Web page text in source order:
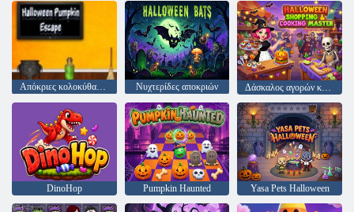
Απόκριες κολοκύθας απόδραση Νυχτερίδες αποκριών Δάσκαλος αγορών και μαγειρικής για το Halloween
DinoHop Pumpkin Haunted Yasa Pets Halloween